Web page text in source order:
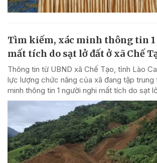
Tìm kiếm, xác minh thông tin
mất tích do sạt lở đất ở xã Chế
Thông tin từ UBND xã Chế Tạo, tỉnh Lào
lực lượng chức năng của xã đang tập trung
minh thông tin 1 người nghi mất tích do sạt